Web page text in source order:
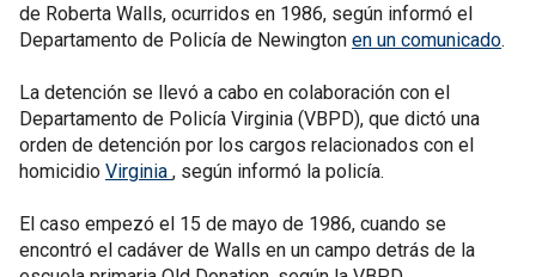
de Roberta Walls, ocurridos en 1986, según informó el
Departamento de Policía de Newington en un comunicado.
La detención se llevó a cabo en colaboración con el
Departamento de Policía Virginia (VBPD), que dictó una
orden de detención por los cargos relacionados con el
homicidio Virginia , según informó la policía.
El caso empezó el 15 de mayo de 1986, cuando se
encontró el cadáver de Walls en un campo detrás de la